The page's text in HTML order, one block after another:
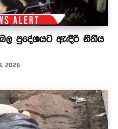
ප්‍රදේශයට ඇඳිරි නීතිය
2026